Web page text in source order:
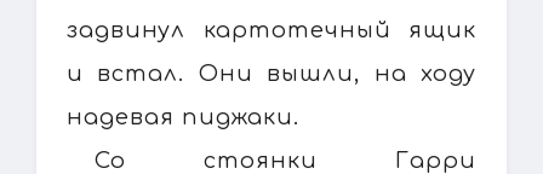
задвинул картотечный ящик
и встал. Они вышли, на ходу
надевая пиджаки.
Со стоянки Гарри